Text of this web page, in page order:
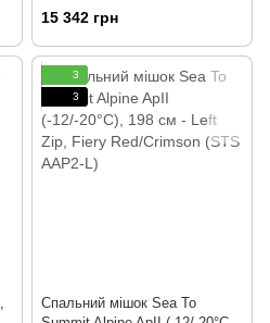
198 см - Left Zip, Teal (STS
15 342 грн
3
3
Спальний мішок Sea To